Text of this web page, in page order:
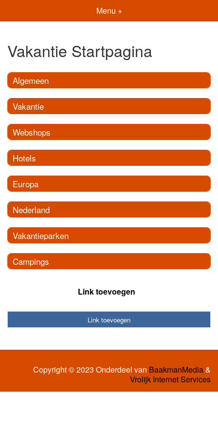
Menu +
Vakantie Startpagina
Algemeen
Vakantie
Webshops
Hotels
Europa
Nederland
Vakantieparken
Campings
Link toevoegen
Link toevoegen
Copyright © 2023 Onderdeel van BaakmanMedia&
Vrolijk Internet Services